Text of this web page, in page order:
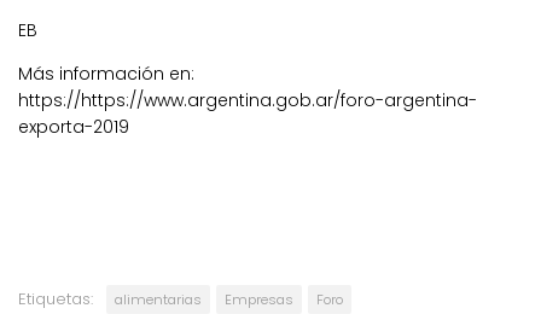
EB
Más información en:
https://https://www.argentina.gob.ar/foro-argentina-
exporta-2019
Etiquetas: alimentarias Empresas Foro